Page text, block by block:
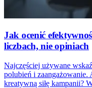
Jak ocenić
liczbach, nie opiniach
Najczęściej używane
polubień i zaangażowanie.
kreatywną siłę kampanii?